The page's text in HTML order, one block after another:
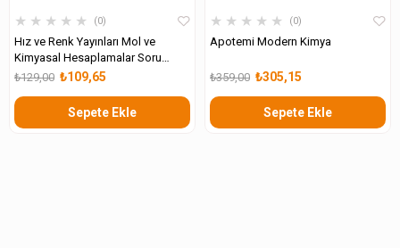
★ ★ ★ ★ ★ 0
Hız ve Renk Yayınları Mol ve
Kimyasal Hesaplamalar Soru
Bankası ₺109,65
₺129,00
Sepete Ekle
★ ★ ★ ★ ★ 0
Apotemi Modern Kimya
₺305,15
₺359,00
Sepete Ekle